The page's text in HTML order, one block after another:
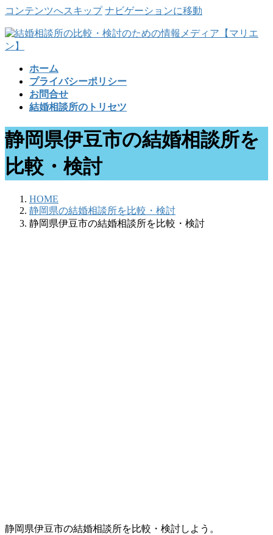
コンテンツへスキップ ナビゲーションに移動
ホーム
プライバシーポリシー
お問合せ
結婚相談所のトリセツ
静岡県伊豆市の結婚相談所を
比較・検討
HOME
静岡県の結婚相談所を比較・検討
静岡県伊豆市の結婚相談所を比較・検討
静岡県伊豆市の結婚相談所を比較・検討しよう。